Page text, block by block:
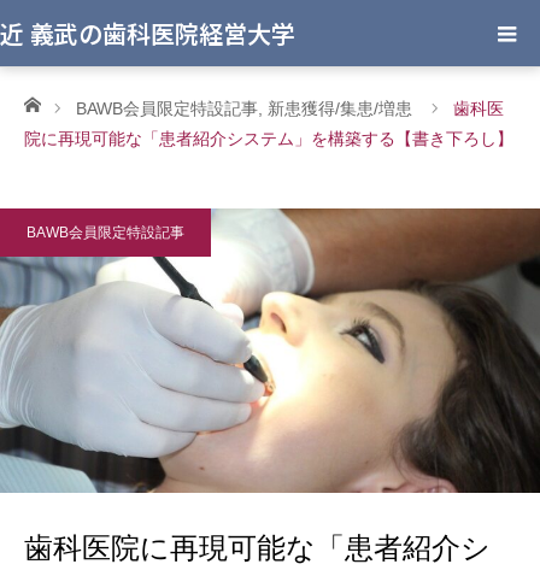
近 義武の歯科医院経営大学
ホームBAWB会員限定特設記事 新患獲得/集患/増患
歯科医
院に再現可能な「患者紹介システム」を構築する【書き下ろし】
BAWB会員限定特設記事
歯科医院に再現可能な「患者紹介シ